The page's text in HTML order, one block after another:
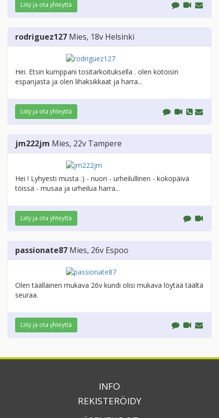
Liity ja ota yhteyttä
rodriguez127 Mies, 18v Helsinki
Hei. Etsin kumppani tositarkoituksella . olen kotoisin
espanjasta ja olen lihaksikkaat ja harra...
Liity ja ota yhteyttä
jm222jm Mies, 22v Tampere
Hei ! Lyhyesti musta :) - nuori - urheilullinen - kokopäivä
töissä - musaa ja urheilua harra...
Liity ja ota yhteyttä
passionate87 Mies, 26v Espoo
Olen täälläinen mukava 26v kundi olisi mukava löytää täältä
seuraa.
Liity ja ota yhteyttä
INFO
REKISTERÖIDY